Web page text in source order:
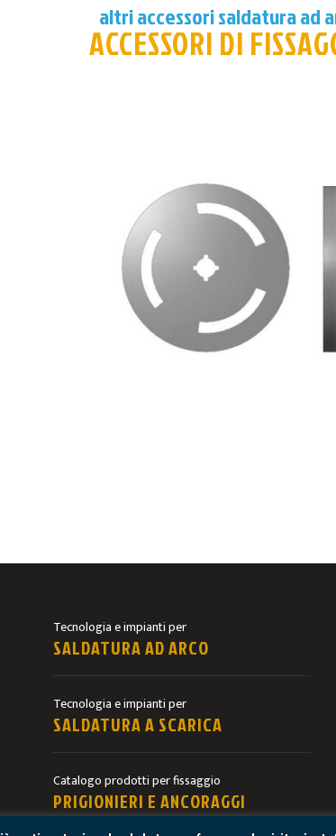
altri accessori saldatura ad
ACCESSORI DI
Tecnologia e impianti per
SALDATURA AD ARCO
Tecnologia e impianti per
SALDATURA A SCARICA
Catalogo prodotti per fissaggio
PRIGIONIERI E ANCORAGGI